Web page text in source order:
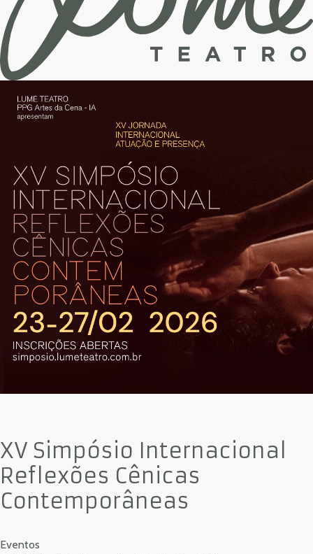
XV Simpósio Internacional
Reflexões Cênicas
Contemporâneas
Eventos